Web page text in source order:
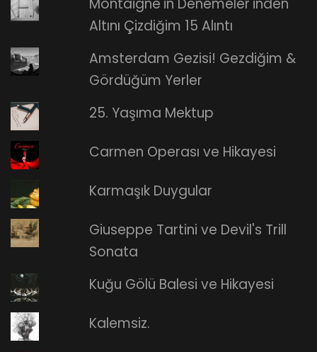
Montaigne'in Denemeler'inden
Altını Çizdiğim 15 Alıntı
Amsterdam Gezisi! Gezdiğim &
Gördüğüm Yerler
25. Yaşıma Mektup
Carmen Operası ve Hikayesi
Karmaşık Duygular
Giuseppe Tartini ve Devil's Trill
Sonata
Kuğu Gölü Balesi ve Hikayesi
Kalemsiz.